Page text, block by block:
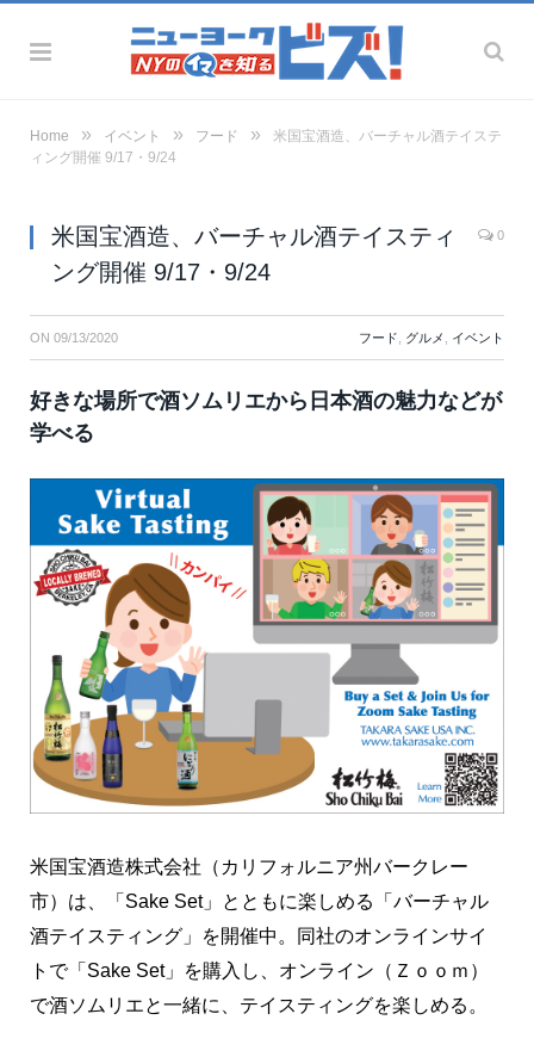
Home » イベント » フード »
米国宝酒造、バーチャル酒テイステ
ィング開催 9/17・9/24
米国宝酒造、バーチャル酒テイスティ
ング開催 9/17・9/24
0
ON 09/13/2020 フード グルメ イベント
好きな場所で酒ソムリエから日本酒の魅力などが
学べる
米国宝酒造株式会社（カリフォルニア州バークレー
市）は、「Sake Set」とともに楽しめる「バーチャル
酒テイスティング」を開催中。同社のオンラインサイ
トで「Sake Set」を購入し、オンライン（Ｚｏｏｍ）
で酒ソムリエと一緒に、テイスティングを楽しめる。